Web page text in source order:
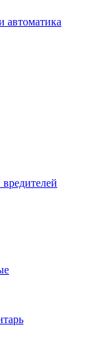
автоматика